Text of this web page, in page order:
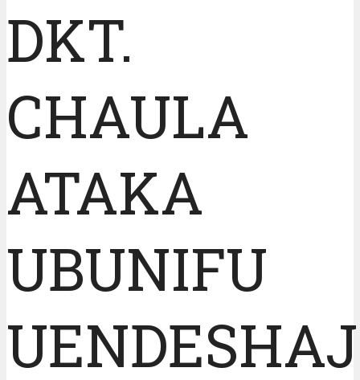
DKT.
CHAULA
ATAKA
UBUNIFU